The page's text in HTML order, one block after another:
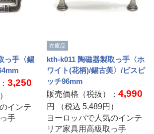
っ手〈錫
3,250
インテ
手
在庫品
kth-k011 陶磁器製取っ手〈ホ
ワイト(花柄)/錫古美〉/ビスピ
ッチ96mm
販売価格（税抜）：4,990
円 （税込5,489円）
ヨーロッパで人気のインテ
リア家具用高級取っ手